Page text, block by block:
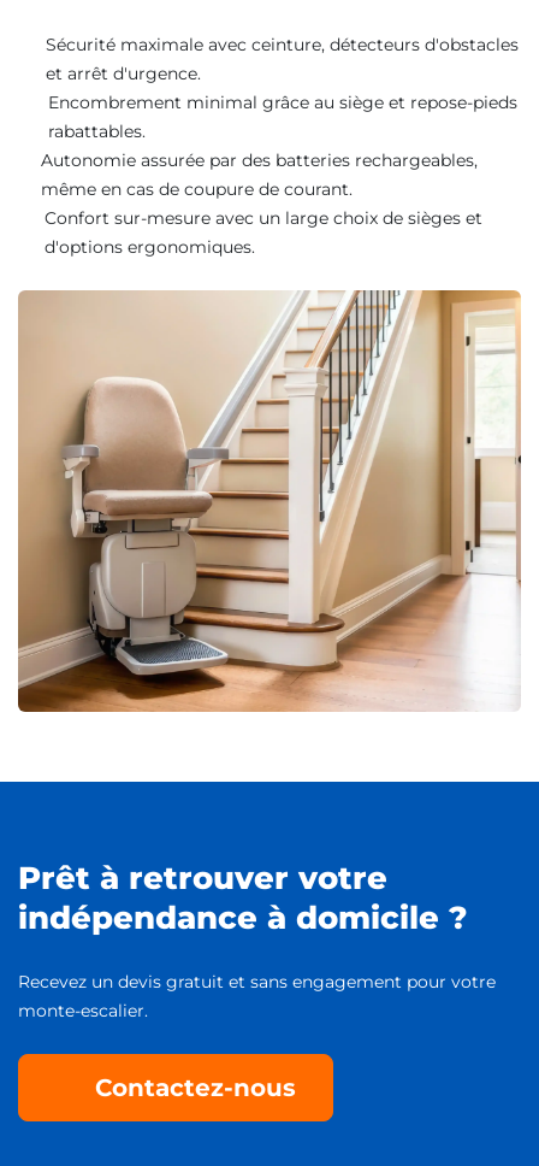
Sécurité maximale avec ceinture, détecteurs d'obstacles
et arrêt d'urgence.
Encombrement minimal grâce au siège et repose-pieds
rabattables.
Autonomie assurée par des batteries rechargeables,
même en cas de coupure de courant.
Confort sur-mesure avec un large choix de sièges et
d'options ergonomiques.
Prêt à retrouver votre
indépendance à domicile ?
Recevez un devis gratuit et sans engagement pour votre
monte-escalier.
Contactez-nous